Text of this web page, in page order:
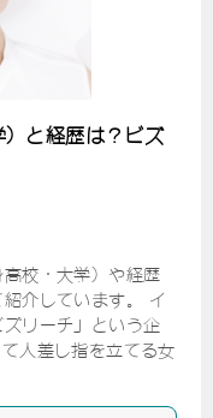
と経歴は？ビズ
校・大学）や経歴
介しています。 イ
リーチ」という企
人差し指を立てる女